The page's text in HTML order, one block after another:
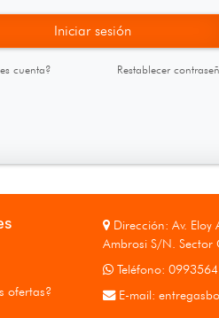
Iniciar sesión
cuenta? Restablecer
ofertas?
Dirección: Av.
Ambrosi S/N. Sector
Teléfono:
E-mail: